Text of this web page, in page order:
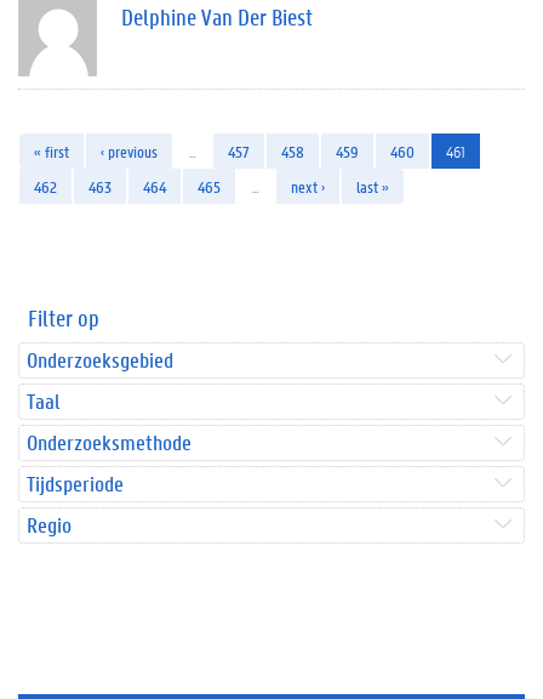
Delphine Van Der Biest
« first ‹ previous 457 458 459 460
461
462
463 464 465 next › last »
Filter op
Onderzoeksgebied
Taal
Onderzoeksmethode
Tijdsperiode
Regio